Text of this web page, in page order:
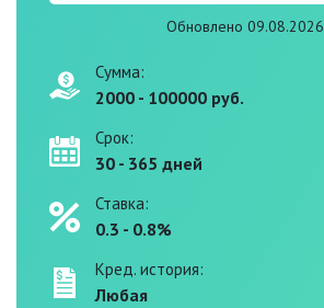
Обновлено 09.08.2026
Сумма:
2000 - 100000 руб.
Срок:
30 - 365 дней
Ставка:
0.3 - 0.8%
Кред. история:
Любая